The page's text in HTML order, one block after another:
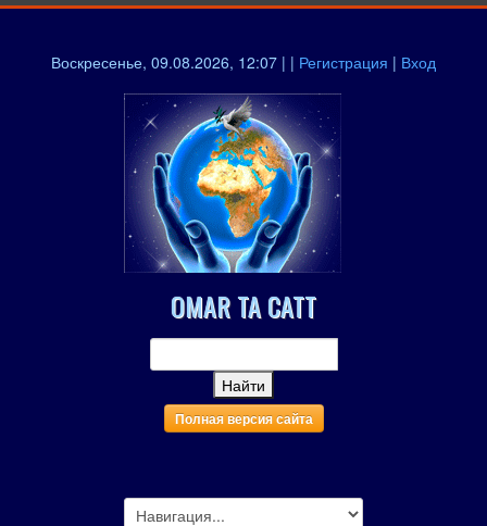
Воскресенье, 09.08.2026, 12:07 | | Регистрация | Вход
OMAR TA CATT
Полная версия сайта